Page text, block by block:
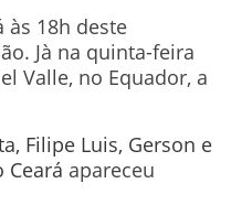
às 18h deste
Jà na quinta-feira
Valle, no Equador, a
Filipe Luis, Gerson e
Ceará apareceu